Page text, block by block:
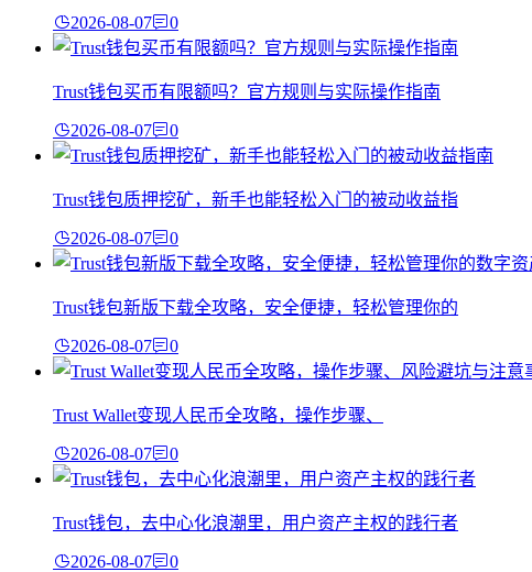
2026-08-07 0
Trust钱包买币有限额吗？官方规则与实际操作指南
2026-08-07 0
Trust钱包质押挖矿，新手也能轻松入门的被动收益指
2026-08-07 0
Trust钱包新版下载全攻略，安全便捷，轻松管理你的
2026-08-07 0
Trust Wallet变现人民币全攻略，操作步骤、
2026-08-07 0
Trust钱包，去中心化浪潮里，用户资产主权的践行者
2026-08-07 0